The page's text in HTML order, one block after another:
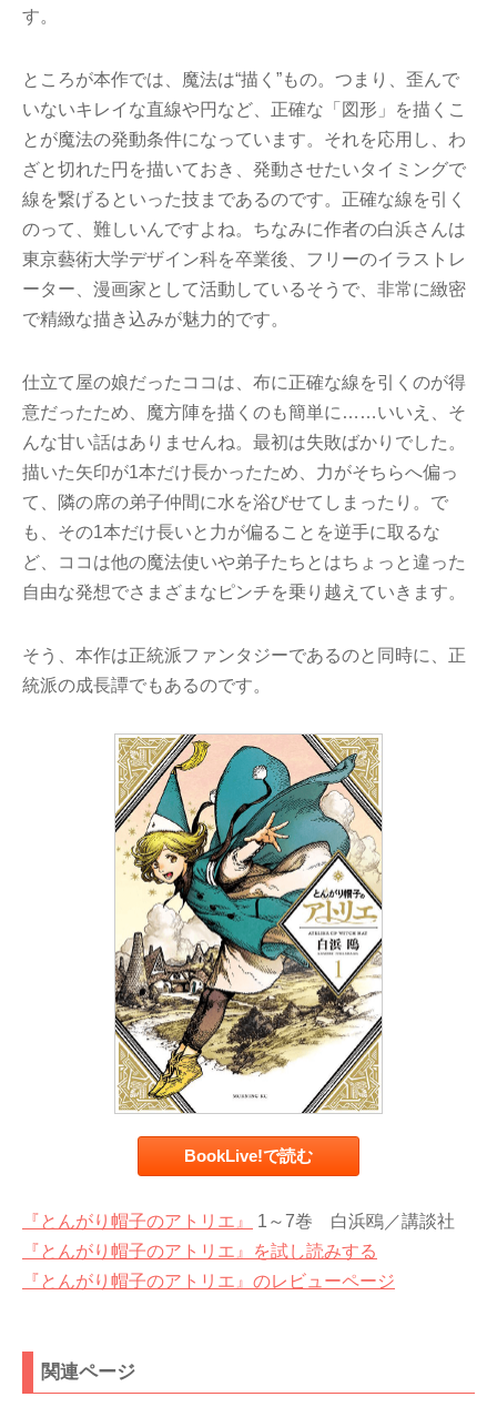
す。
ところが本作では、魔法は“描く”もの。つまり、歪んで
いないキレイな直線や円など、正確な「図形」を描くこ
とが魔法の発動条件になっています。それを応用し、わ
ざと切れた円を描いておき、発動させたいタイミングで
線を繋げるといった技まであるのです。正確な線を引く
のって、難しいんですよね。ちなみに作者の白浜さんは
東京藝術大学デザイン科を卒業後、フリーのイラストレ
ーター、漫画家として活動しているそうで、非常に緻密
で精緻な描き込みが魅力的です。
仕立て屋の娘だったココは、布に正確な線を引くのが得
意だったため、魔方陣を描くのも簡単に……いいえ、そ
んな甘い話はありませんね。最初は失敗ばかりでした。
描いた矢印が1本だけ長かったため、力がそちらへ偏っ
て、隣の席の弟子仲間に水を浴びせてしまったり。で
も、その1本だけ長いと力が偏ることを逆手に取るな
ど、ココは他の魔法使いや弟子たちとはちょっと違った
自由な発想でさまざまなピンチを乗り越えていきます。
そう、本作は正統派ファンタジーであるのと同時に、正
統派の成長譚でもあるのです。
BookLive!で読む
『とんがり帽子のアトリエ』
1～7巻 白浜鴎／講談社
『とんがり帽子のアトリエ』を試し読みする
『とんがり帽子のアトリエ』のレビューページ
関連ページ